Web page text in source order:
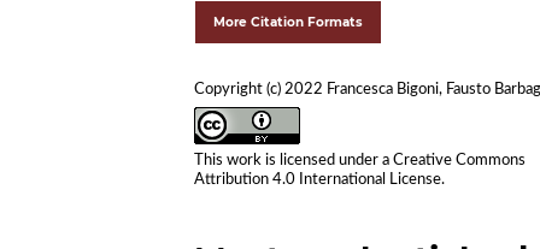
More Citation Formats
Copyright (c) 2022 Francesca Bigoni, Fausto
This work is licensed under aCreative Commons
Attribution 4.0 International License.